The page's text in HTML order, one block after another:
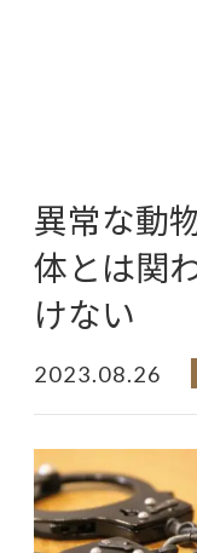
異常な動
体とは関
けない
2023.08.26